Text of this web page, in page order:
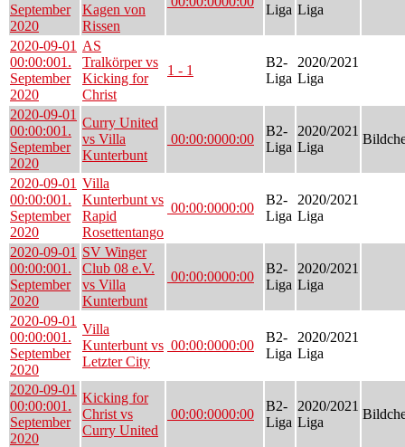
September
2020
Kagen von
Rissen
Liga Liga
2020-09-01
00:00:001.
September
2020
AS
Tralkörper vs
Kicking for
Christ
1 - 1
B2-
Liga
2020/2021
Liga
2020-09-01
00:00:001.
September
2020
Curry United
vs Villa
Kunterbunt
00:00:0000:00
B2-
Liga
2020/2021
Liga
2020-09-01
00:00:001.
September
2020
Villa
Kunterbunt vs
Rapid
Rosettentango
00:00:0000:00
B2-
Liga
2020/2021
Liga
2020-09-01
00:00:001.
September
2020
SV Winger
Club 08 e.V.
vs Villa
Kunterbunt
00:00:0000:00
B2-
Liga
2020/2021
Liga
2020-09-01
00:00:001.
September
2020
Villa
Kunterbunt vs
Letzter City
00:00:0000:00
B2-
Liga
2020/2021
Liga
2020-09-01
00:00:001.
September
2020
Kicking for
Christ vs
Curry United
00:00:0000:00
B2-
Liga
2020/2021
Liga